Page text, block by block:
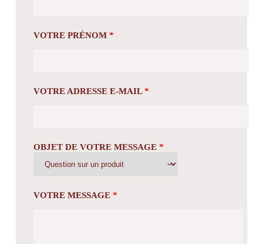
VOTRE PRÉNOM *
VOTRE ADRESSE E-MAIL*
OBJET DE VOTRE MESSAGE *
VOTRE MESSAGE *